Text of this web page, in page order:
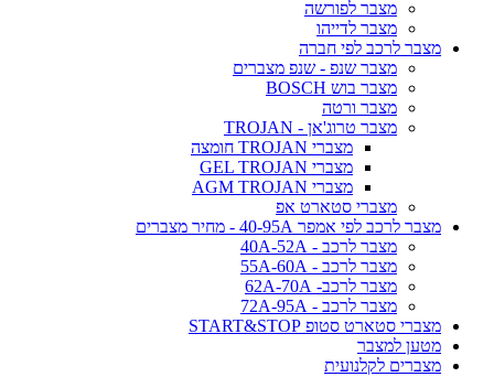
מצבר לפורשה
מצבר לדייהו
מצבר לרכב לפי חברה
מצבר שנפ - שנפ מצברים
מצבר בוש BOSCH
מצבר ורטה
מצבר טרוג'אן - TROJAN
מצברי TROJAN חומצה
מצברי GEL TROJAN
מצברי AGM TROJAN
מצברי סטארט אפ
מצבר לרכב לפי אמפר 40-95A - מחיר מצברים
מצבר לרכב - 40A-52A
מצבר לרכב - 55A-60A
מצבר לרכב- 62A-70A
מצבר לרכב - 72A-95A
מצברי סטארט סטופ START&STOP
מטען למצבר
מצברים לקלנועית